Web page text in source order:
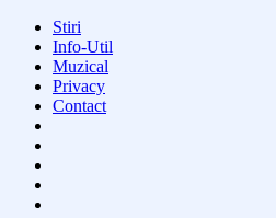
Stiri
Info-Util
Muzical
Privacy
Contact